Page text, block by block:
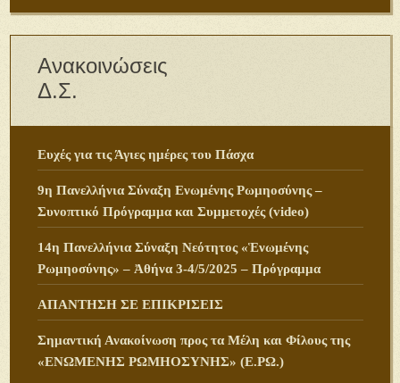
Ανακοινώσεις
Δ.Σ.
Ευχές για τις Άγιες ημέρες του Πάσχα
9η Πανελλήνια Σύναξη Ενωμένης Ρωμηοσύνης –
Συνοπτικό Πρόγραμμα και Συμμετοχές (video)
14η Πανελλήνια Σύναξη Νεότητος «Ἑνωμένης
Ρωμηοσύνης» – Ἀθήνα 3-4/5/2025 – Πρόγραμμα
ΑΠΑΝΤΗΣΗ ΣΕ ΕΠΙΚΡΙΣΕΙΣ
Σημαντική Ανακοίνωση προς τα Μέλη και Φίλους της
«ΕΝΩΜΕΝΗΣ ΡΩΜΗΟΣΥΝΗΣ» (Ε.ΡΩ.)